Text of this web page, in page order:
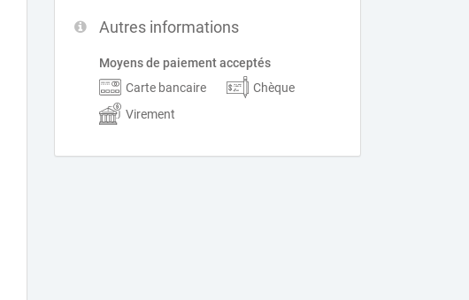
Autres informations
Moyens de paiement acceptés
Carte bancaire
Chèque
Virement